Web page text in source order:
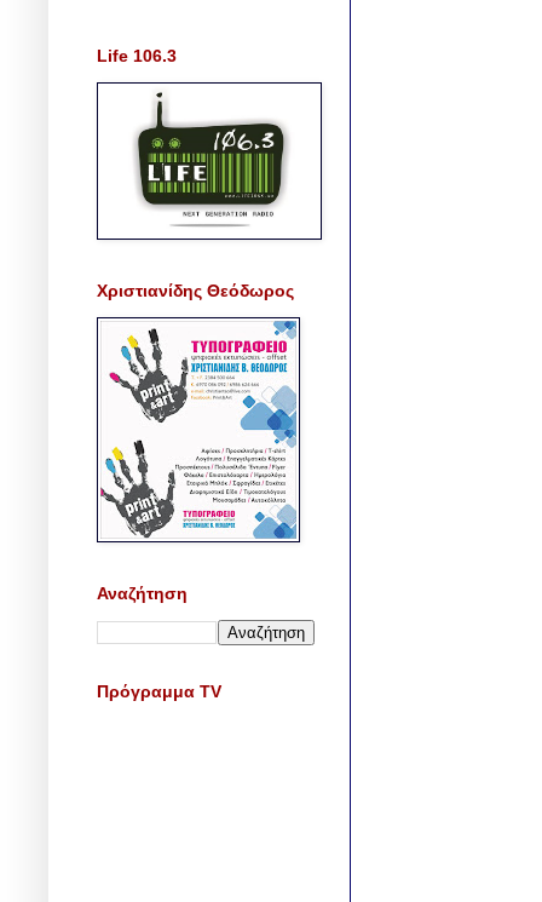
Life 106.3
Χριστιανίδης Θεόδωρος
Αναζήτηση
Πρόγραμμα TV